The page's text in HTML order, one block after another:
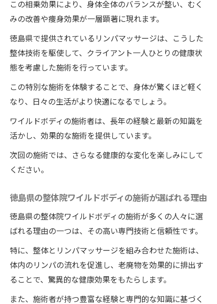
この相乗効果により、身体全体のバランスが整い、むく
みの改善や痩身効果が一層顕著に現れます。
徳島県で提供されているリンパマッサージは、こうした
整体技術を駆使して、クライアント一人ひとりの健康状
態を考慮した施術を行っています。
この特別な施術を体験することで、身体が驚くほど軽く
なり、日々の生活がより快適になるでしょう。
ワイルドボディの施術者は、長年の経験と最新の知識を
活かし、効果的な施術を提供しています。
次回の施術では、さらなる健康的な変化を楽しみにして
ください。
徳島県の整体院ワイルドボディの施術が選ばれる理由
徳島県の整体院ワイルドボディの施術が多くの人々に選
ばれる理由の一つは、その高い専門技術と信頼性です。
特に、整体とリンパマッサージを組み合わせた施術は、
体内のリンパの流れを促進し、老廃物を効果的に排出す
ることで、驚異的な健康効果をもたらします。
また、施術者が持つ豊富な経験と専門的な知識に基づく